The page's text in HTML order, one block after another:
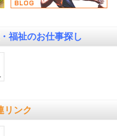
福祉のお仕事探し
リンク